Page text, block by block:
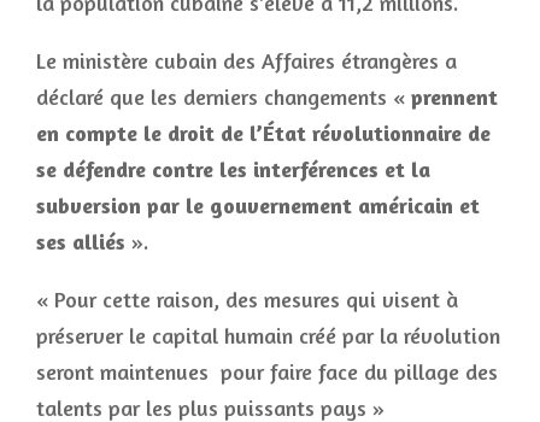
Le ministère cubain des Affaires étrangères a
déclaré que les derniers changements « prennent
en compte le droit de l’État révolutionnaire de
se défendre contre les interférences et la
subversion par le gouvernement américain et
ses alliés ».
« Pour cette raison, des mesures qui visent à
préserver le capital humain créé par la révolution
seront maintenues pour faire face du pillage des
talents par les plus puissants pays »